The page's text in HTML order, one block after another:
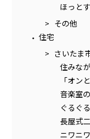
ほっと
その他
住宅
さいたま
住みな
「オン
音楽室
ぐるぐ
長屋式
ニワニ